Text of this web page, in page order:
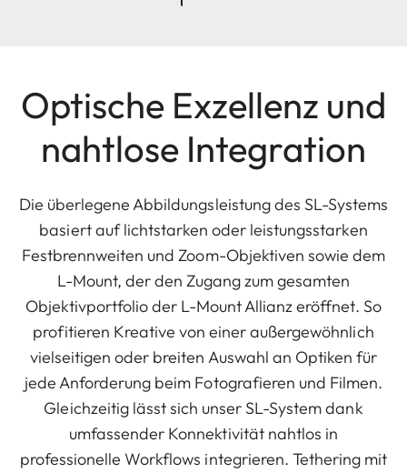
Optische Exzellenz und
nahtlose Integration
Die überlegene Abbildungsleistung des SL-Systems
basiert auf lichtstarken oder leistungsstarken
Festbrennweiten und Zoom-Objektiven sowie dem
L-Mount, der den Zugang zum gesamten
Objektivportfolio der L-Mount Allianz eröffnet. So
profitieren Kreative von einer außergewöhnlich
vielseitigen oder breiten Auswahl an Optiken für
jede Anforderung beim Fotografieren und Filmen.
Gleichzeitig lässt sich unser SL-System dank
umfassender Konnektivität nahtlos in
professionelle Workflows integrieren. Tethering mit